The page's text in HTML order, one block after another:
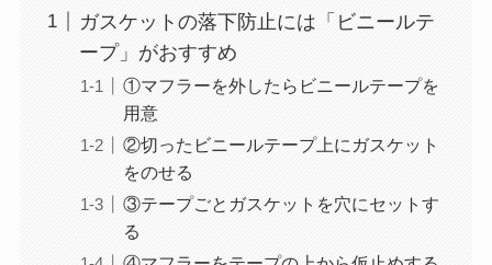
ガスケットの落下防止には「ビニールテ
ープ」がおすすめ
①マフラーを外したらビニールテープを
用意
②切ったビニールテープ上にガスケット
をのせる
③テープごとガスケットを穴にセットす
る